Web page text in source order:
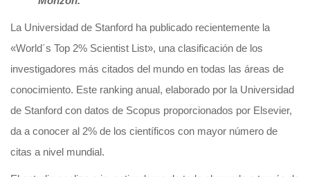
La Universidad de Stanford ha publicado recientemente la
«World´s Top 2% Scientist List», una clasificación de los
investigadores más citados del mundo en todas las áreas de
conocimiento. Este ranking anual, elaborado por la Universidad
de Stanford con datos de Scopus proporcionados por Elsevier,
da a conocer al 2% de los científicos con mayor número de
citas a nivel mundial.